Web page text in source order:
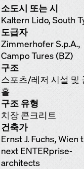
소도시 또는 시
Kaltern Lido, South
도급자
Zimmerhofer S.p.A.,
Campo Tures (BZ)
구조
스포츠/레저 시설 및
홀
구조 유형
치장 콘크리트
건축가
Ernst J. Fuchs, Wien
next ENTERprise-
architects